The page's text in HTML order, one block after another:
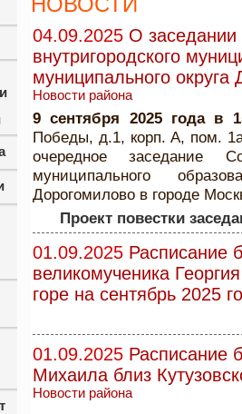
04.09.2025 О заседании
внутригородского
муниципального
Новости района
9 сентября 2025 года в
Победы, д.1, корп. А, пом.
очередное заседание
муниципального
Дорогомилово в городе
Проект повестки
01.09.2025 Расписание
великомученика
горе на сентябрь 2025
01.09.2025 Расписание
Михаила близ
Новости района